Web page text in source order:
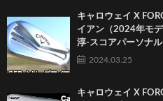
キャロウェイ X
イアン（2024年モ
淳-スコアパーソナ
2024.03.25
キャロウェイ X